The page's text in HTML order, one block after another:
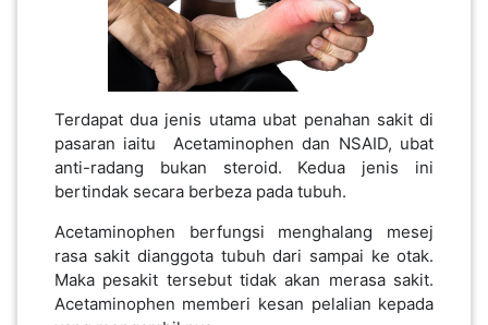
Terdapat dua jenis utama ubat penahan sakit di
pasaran iaitu Acetaminophen dan NSAID, ubat
anti-radang bukan steroid. Kedua jenis ini
bertindak secara berbeza pada tubuh.
Acetaminophen berfungsi menghalang mesej
rasa sakit dianggota tubuh dari sampai ke otak.
Maka pesakit tersebut tidak akan merasa sakit.
Acetaminophen memberi kesan pelalian kepada
PERIBADI(4)
PEKERJAAN(0)
SERVIS(17)